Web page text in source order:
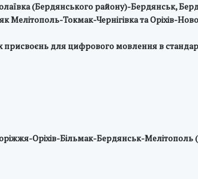
(Бердянського району)-Бердянськ,
Мелітополь-Токмак-Чернігівка та Оріхів-
для цифрового мовлення в
Оріхів-Більмак-Бердянськ-